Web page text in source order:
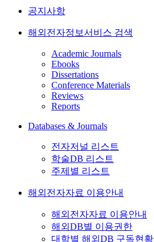
공지사항
해외전자정보서비스 검색
Academic Journals
Ebooks
Dissertations
Conference Materials
Reviews
Reports
Databases & Journals
전자저널 리스트
학술DB 리스트
주제별 리스트
해외전자자료 이용안내
해외전자자료 이용안내
해외DB별 이용권한
대학별 해외DB 구독현황